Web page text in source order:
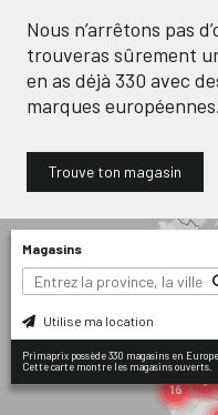
Nous n’arrêtons pas
trouveras sûrement
en as déjà 330 avec
marques européennes.
Trouve ton magasin
Magasins
Utilise ma location
Primaprix possède 330 magasins en
Cette carte montre les magasins ouverts.